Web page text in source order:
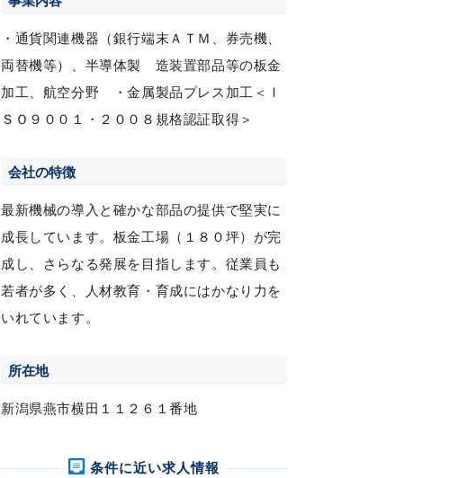
・通貨関連機器（銀行端末ＡＴＭ、券売機、
両替機等）、半導体製 造装置部品等の板金
加工、航空分野 ・金属製品プレス加工＜Ｉ
ＳＯ９００１・２００８規格認証取得＞
会社の特徴
最新機械の導入と確かな部品の提供で堅実に
成長しています。板金工場（１８０坪）が完
成し、さらなる発展を目指します。従業員も
若者が多く、人材教育・育成にはかなり力を
いれています。
所在地
新潟県燕市横田１１２６１番地
条件に近い求人情報